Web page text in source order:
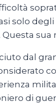
solo
dal
di